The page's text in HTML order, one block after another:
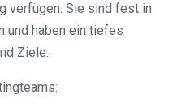
verfügen. Sie sind fest in
und haben ein tiefes
Ziele.